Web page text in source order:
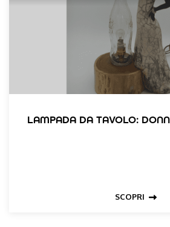
LAMPADA DA TAVOLO:
SCOPRI